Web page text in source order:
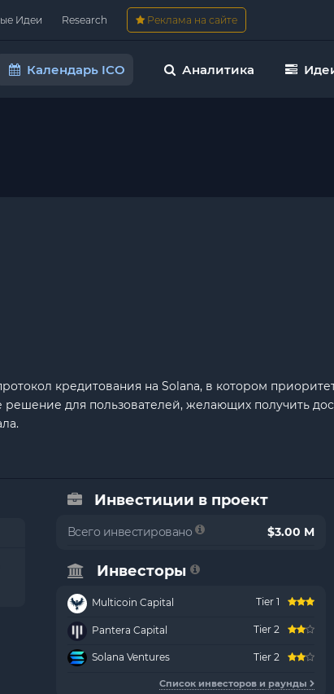
Идеи Research Реклама на сайте
Календарь ICO Аналитика
кредитования на Solana, в котором
решение для пользователей, желающих получить
Инвестиции в проект
Всего инвестировано $3.00 M
Инвесторы
Multicoin Capital Tier 1
Pantera Capital Tier 2
Solana Ventures Tier 2
Список инвесторов и раунды